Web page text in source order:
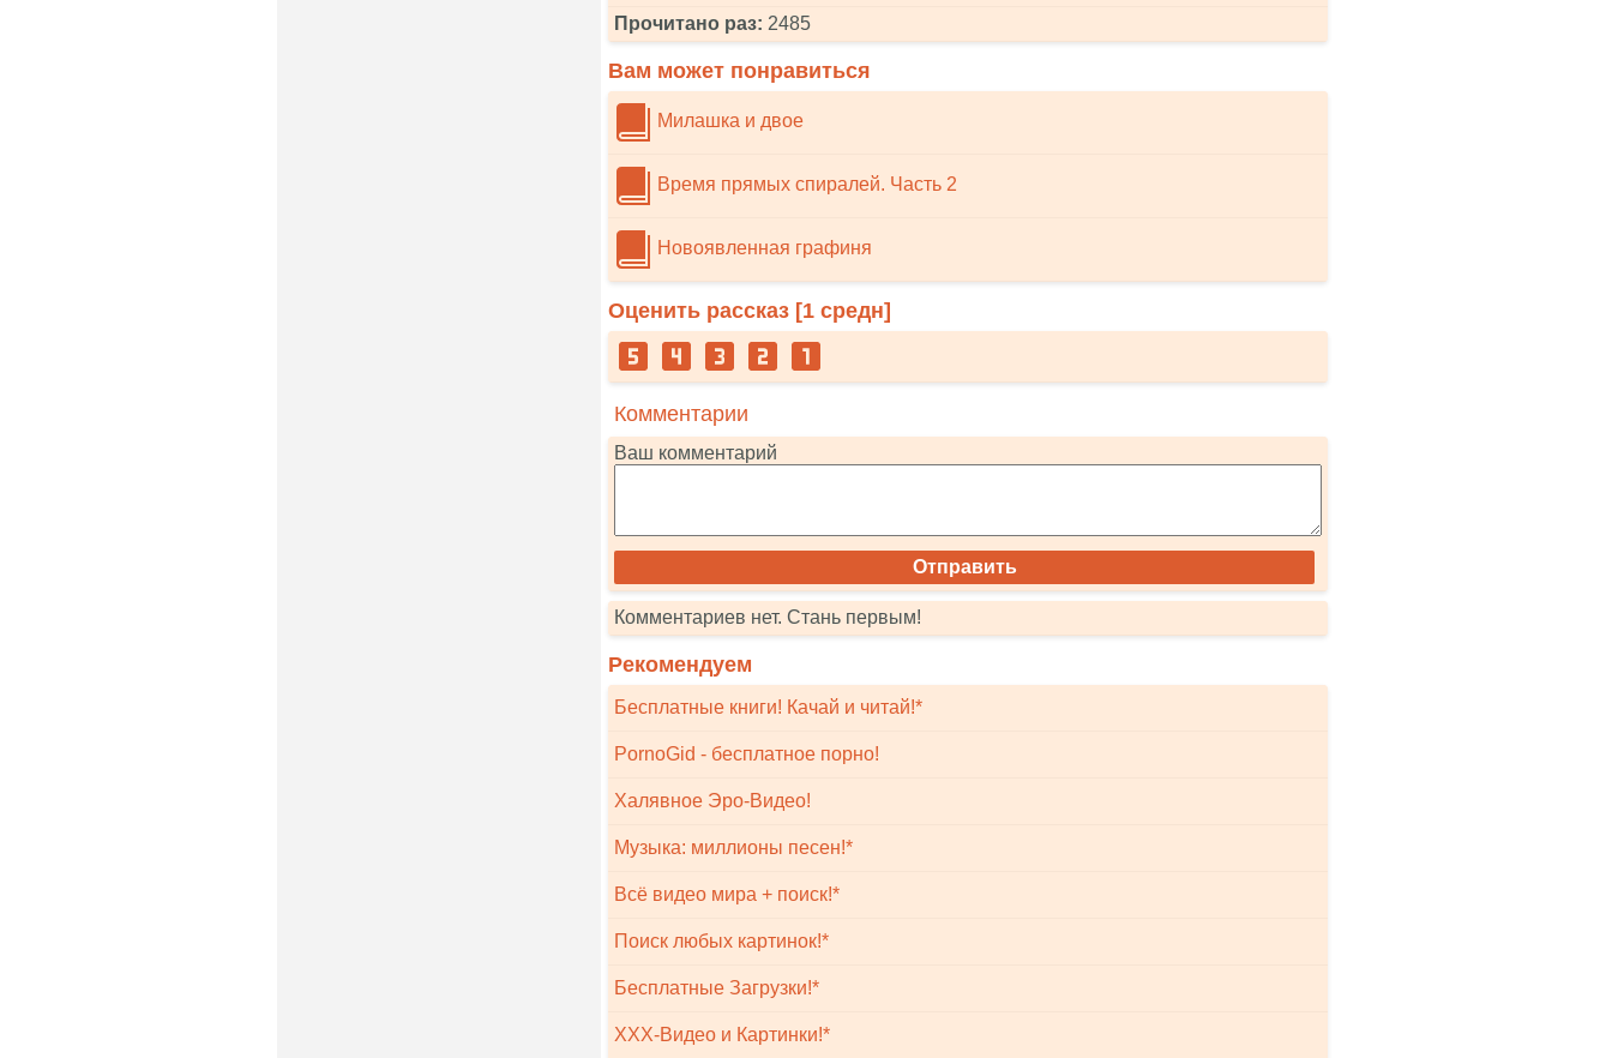
Прочитано раз: 2485
Вам может понравиться
Милашка и двое
Время прямых спиралей. Часть 2
Новоявленная графиня
Оценить рассказ [1 средн]
Комментарии
Ваш комментарий
Комментариев нет. Стань первым!
Рекомендуем
Бесплатные книги! Качай и читай!*
PornoGid - бесплатное порно!
Халявное Эро-Видео!
Музыка: миллионы песен!*
Всё видео мира + поиск!*
Поиск любых картинок!*
Бесплатные Загрузки!*
XXX-Видео и Картинки!*